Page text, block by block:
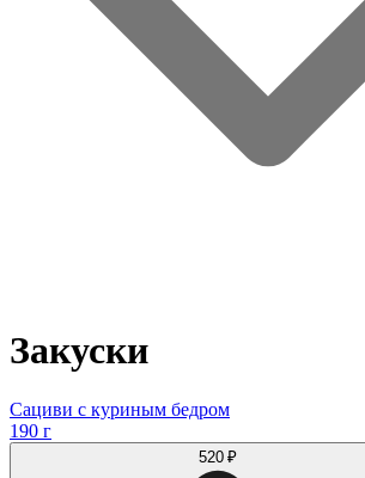
Закуски
Сациви с куриным бедром
190 г
520 ₽